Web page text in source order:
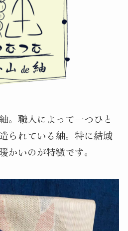
。職人によって一つひと
られている紬。特に結城
かいのが特徴です。